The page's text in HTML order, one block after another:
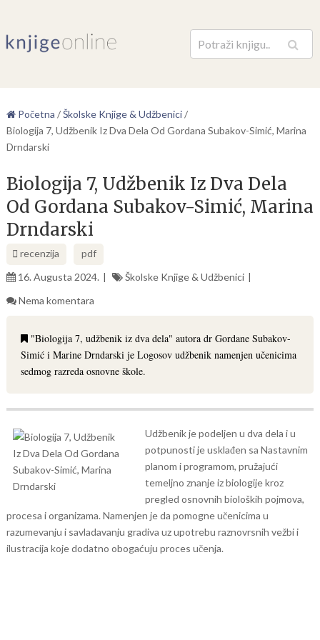
Pretraga
Početna /Školske Knjige & Udžbenici/
Biologija 7, Udžbenik Iz Dva Dela Od Gordana Subakov-Simić, Marina
Drndarski
Biologija 7, Udžbenik Iz Dva Dela
Od Gordana Subakov-Simić, Marina
Drndarski
recenzija
pdf
16. Augusta 2024.
Školske Knjige & Udžbenici
Nema komentara
"Biologija 7, udžbenik iz dva dela" autora dr Gordane Subakov-
Simić i Marine Drndarski je Logosov udžbenik namenjen učenicima
sedmog razreda osnovne škole.
Udžbenik je podeljen u dva dela i u
potpunosti je usklađen sa Nastavnim
planom i programom, pružajući
temeljno znanje iz biologije kroz
pregled osnovnih bioloških pojmova,
procesa i organizama. Namenjen je da pomogne učenicima u
razumevanju i savladavanju gradiva uz upotrebu raznovrsnih vežbi i
ilustracija koje dodatno obogaćuju proces učenja.